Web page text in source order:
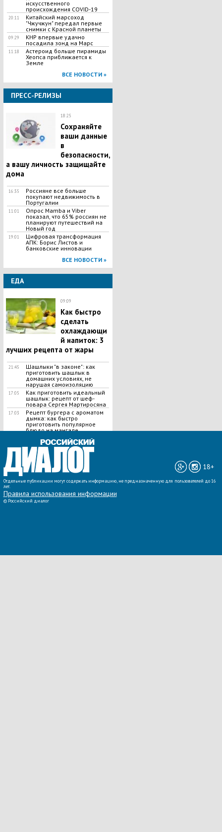
искусственного
происхождения COVID-19
20:11
Китайский марсоход
"Чжучжун" передал первые
снимки с Красной планеты
09:29
КНР впервые удачно
посадила зонд на Марс
11:18
Астероид больше пирамиды
Хеопса приближается к
Земле
ВСЕ НОВОСТИ »
ПРЕСС-РЕЛИЗЫ
18:25
Сохраняйте
ваши данные
в
безопасности,
а вашу личность защищайте
дома
16:35
Россияне все больше
покупают недвижимость в
Португалии
11:01
Опрос Mamba и Viber
показал, что 65% россиян не
планируют путешествий на
Новый год
19:01
Цифровая трансформация
АПК: Борис Листов и
банковские инновации
ВСЕ НОВОСТИ »
ЕДА
09:09
Как быстро
сделать
охлаждающи
й напиток: 3
лучших рецепта от жары
21:45
Шашлыки "в законе": как
приготовить шашлык в
домашних условиях, не
нарушая самоизоляцию
17:05
Как приготовить идеальный
шашлык​: рецепт от шеф-
повара Сергея Мартиросяна
17:03
Рецепт бургера с ароматом
дымка: как быстро
приготовить популярное
блюдо на мангале
ВСЕ НОВОСТИ »
18+
Отдельные публикации могут содержать информацию, не предназначенную для пользователей до 16
лет.
Правила использования информации
© Российский диалог